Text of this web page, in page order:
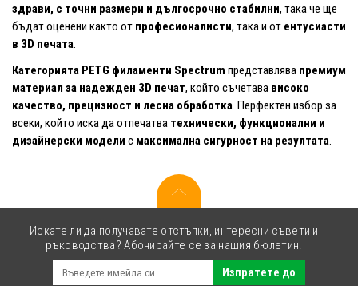
здрави, с точни размери и дългосрочно стабилни, така че ще
бъдат оценени както от професионалисти, така и от ентусиасти
в 3D печата.
Категорията PETG филаменти Spectrum представлява премиум
материал за надежден 3D печат, който съчетава високо
качество, прецизност и лесна обработка. Перфектен избор за
всеки, който иска да отпечатва технически, функционални и
дизайнерски модели с максимална сигурност на резултата.
Искате ли да получавате отстъпки, интересни съвети и
ръководства? Абонирайте се за нашия бюлетин.
Изпратете до